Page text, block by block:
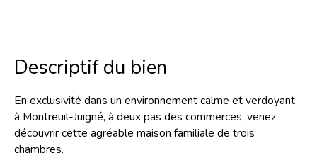
Descriptif du bien
En exclusivité dans un environnement calme et verdoyant
à Montreuil-Juigné, à deux pas des commerces, venez
découvrir cette agréable maison familiale de trois
chambres.